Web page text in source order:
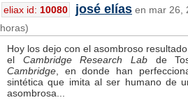
eliax id: 10080 josé elías en mar 26,
horas)
Hoy los dejo con el asombroso
el Cambridge Research Lab de
Cambridge , en donde han
sintética que imita al ser humano de
asombrosa...